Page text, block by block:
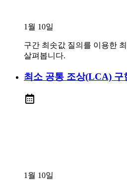
1월 10일
구간 최솟값 질의를 이용한
살펴봅니다.
최소 공통 조상(LCA) 구
1월 10일